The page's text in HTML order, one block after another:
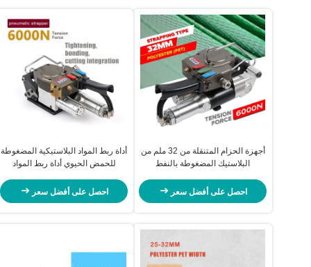
أجهزة الحزام المتنقلة من 32 ملم من
البلاستيك المضغوطة بالنفط
احصل على أفضل سعر
أداة ربط المواد البلاستيكية المضغوطة
للحمض الحيوي أداة ربط المواد
الحيوي 6000N
احصل على أفضل سعر